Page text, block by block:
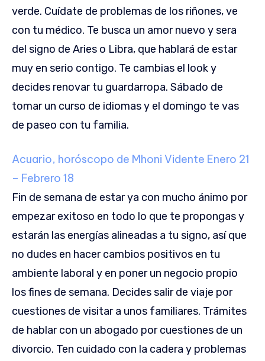
verde. Cuídate de problemas de los riñones, ve
con tu médico. Te busca un amor nuevo y sera
del signo de Aries o Libra, que hablará de estar
muy en serio contigo. Te cambias el look y
decides renovar tu guardarropa. Sábado de
tomar un curso de idiomas y el domingo te vas
de paseo con tu familia.
Acuario, horóscopo de Mhoni Vidente Enero 21
– Febrero 18
Fin de semana de estar ya con mucho ánimo por
empezar exitoso en todo lo que te propongas y
estarán las energías alineadas a tu signo, así que
no dudes en hacer cambios positivos en tu
ambiente laboral y en poner un negocio propio
los fines de semana. Decides salir de viaje por
cuestiones de visitar a unos familiares. Trámites
de hablar con un abogado por cuestiones de un
divorcio. Ten cuidado con la cadera y problemas